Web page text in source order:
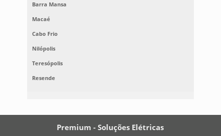
Barra Mansa
Macaé
Cabo Frio
Nilópolis
Teresópolis
Resende
Premium - Soluções Elétricas